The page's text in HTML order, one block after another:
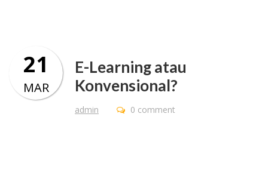
E-Learning atau
Konvensional?
admin
21
MAR
0 comment